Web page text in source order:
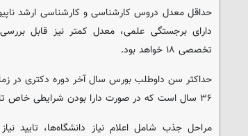
دارای برجستگی علمی، معدل کمتر نیز قابل
تخصصی ۱۸ خواهد بود.
۳۶ سال است که در صورت دارا بودن شرایطی خاص تا ۴ سال قابل افزایش خواهد بود.
مراحل جذب شامل اعلام نیاز دانشگاه‌ها، تایید